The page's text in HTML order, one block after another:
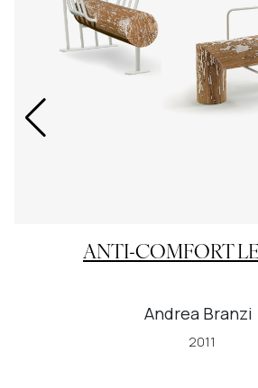
ANTI-COMFORT
Andrea Branzi
2011